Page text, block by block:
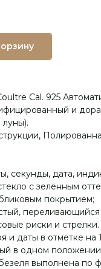
Cal. 925
и
секунды, дата,
с зелённым
покрытием;
переливающийся
риски и
и даты в отметке на
в одном
выполнена по